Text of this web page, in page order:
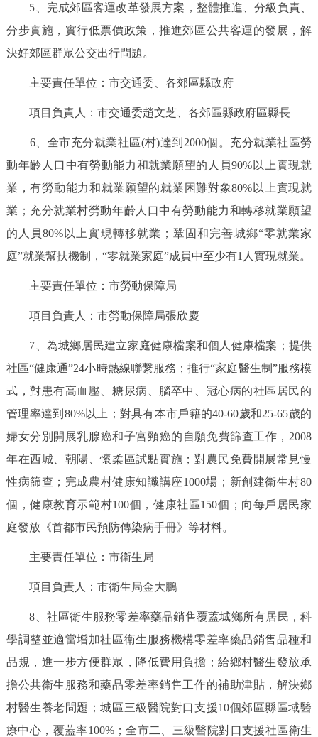
ENGLISH 한국어 日本語
FRANÇAIS РУССКИЙ ЯЗЫК
ESPAÑOL العربية PORTUGUÊS
ITALIANO
回到頂部
5、完成郊區客運改革發展方案，整體推進、分級負責、
分步實施，實行低票價政策，推進郊區公共客運的發展，解
決好郊區群眾公交出行問題。
主要責任單位：市交通委、各郊區縣政府
項目負責人：市交通委趙文芝、各郊區縣政府區縣長
6、全市充分就業社區(村)達到2000個。充分就業社區勞
動年齡人口中有勞動能力和就業願望的人員90%以上實現就
業，有勞動能力和就業願望的就業困難對象80%以上實現就
業；充分就業村勞動年齡人口中有勞動能力和轉移就業願望
的人員80%以上實現轉移就業；鞏固和完善城鄉“零就業家
庭”就業幫扶機制，“零就業家庭”成員中至少有1人實現就業。
主要責任單位：市勞動保障局
項目負責人：市勞動保障局張欣慶
7、為城鄉居民建立家庭健康檔案和個人健康檔案；提供
社區“健康通”24小時熱線聯繫服務；推行“家庭醫生制”服務模
式，對患有高血壓、糖尿病、腦卒中、冠心病的社區居民的
管理率達到80%以上；對具有本市戶籍的40-60歲和25-65歲的
婦女分別開展乳腺癌和子宮頸癌的自願免費篩查工作，2008
年在西城、朝陽、懷柔區試點實施；對農民免費開展常見慢
性病篩查；完成農村健康知識講座1000場；新創建衛生村80
個，健康教育示範村100個，健康社區150個；向每戶居民家
庭發放《首都市民預防傳染病手冊》等材料。
主要責任單位：市衛生局
項目負責人：市衛生局金大鵬
8、社區衛生服務零差率藥品銷售覆蓋城鄉所有居民，科
學調整並適當增加社區衛生服務機構零差率藥品銷售品種和
品規，進一步方便群眾，降低費用負擔；給鄉村醫生發放承
擔公共衛生服務和藥品零差率銷售工作的補助津貼，解決鄉
村醫生養老問題；城區三級醫院對口支援10個郊區縣區域醫
療中心，覆蓋率100%；全市二、三級醫院對口支援社區衛生